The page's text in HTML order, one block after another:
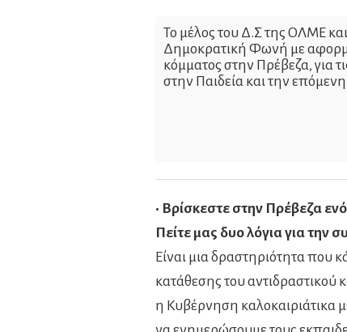
Το μέλος του Δ.Σ της ΟΛΜΕ
Δημοκρατική Φωνή με
κόμματος στην Πρέβεζα, για
στην Παιδεία και την
• Βρίσκεστε στην Πρέβεζα
Πείτε μας δυο λόγια για την
Είναι μια δραστηριότητα που
κατάθεσης του αντιδραστικού
η Κυβέρνηση καλοκαιριάτικα